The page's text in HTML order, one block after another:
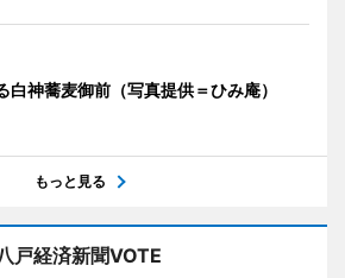
白神蕎麦御前（写真提供＝ひみ庵）
もっと見る
戸経済新聞VOTE